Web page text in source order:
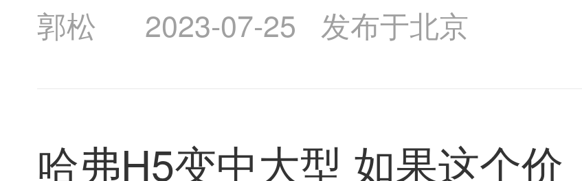
郭松 2023-07-25 发布于北京
哈弗H5变中大型 如果这个价